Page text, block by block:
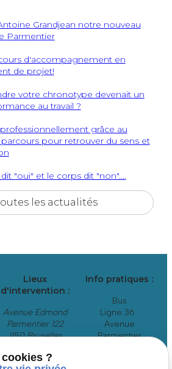
Grandjean notre nouveau
Parmentier
d'accompagnement en
de projet!
votre chronotype devenait un
au travail ?
grâce au
pour retrouver du sens et
"oui" et le corps dit "non"....
les actualités
Lieux
d'intervention :
Avenue Edmond
Parmentier 122
1150 Bruxelles
Info pratiques :
Bus
Ligne 36 :
Avenue
Parmentier
?